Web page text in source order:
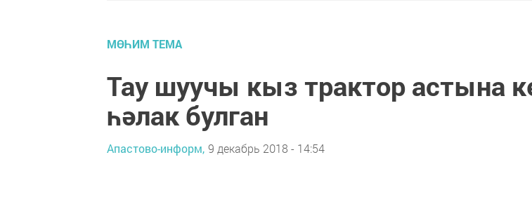
МӨҺИМ ТЕМА
Тау шуучы кыз трактор астына
һәлак булган
Апастово-информ, 9 декабрь 2018 - 14:54